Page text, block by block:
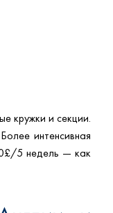
кружки и секции.
интенсивная
5 недель — как